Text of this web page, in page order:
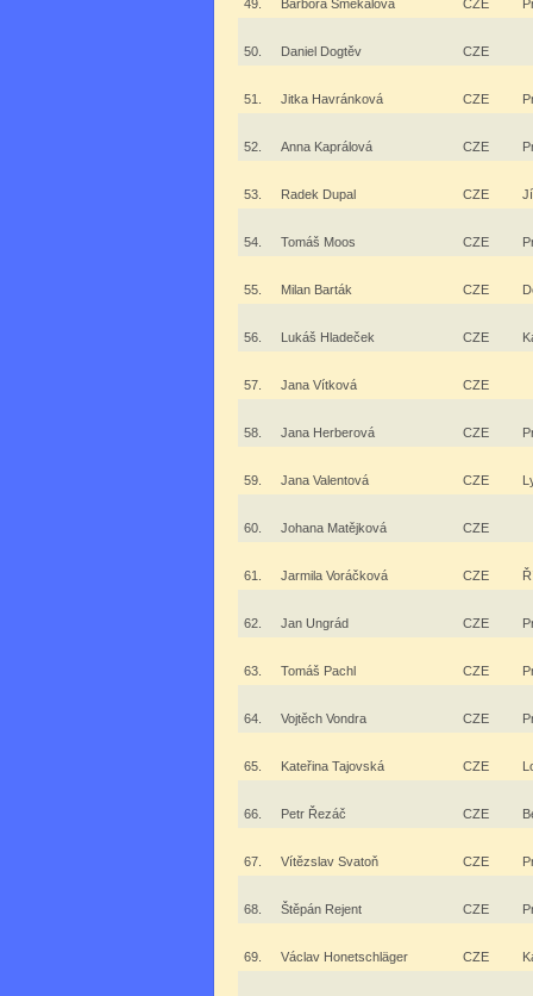
49. Barbora Smekalová CZE
50. Daniel Dogtěv CZE
51. Jitka Havránková CZE
52. Anna Kaprálová CZE
53. Radek Dupal CZE
54. Tomáš Moos CZE
55. Milan Barták CZE
56. Lukáš Hladeček CZE
57. Jana Vítková CZE
58. Jana Herberová CZE
59. Jana Valentová CZE
60. Johana Matějková CZE
61. Jarmila Voráčková CZE
62. Jan Ungrád CZE
63. Tomáš Pachl CZE
64. Vojtěch Vondra CZE
65. Kateřina Tajovská CZE
66. Petr Řezáč CZE
67. Vítězslav Svatoň CZE
68. Štěpán Rejent CZE
69. Václav Honetschläger CZE